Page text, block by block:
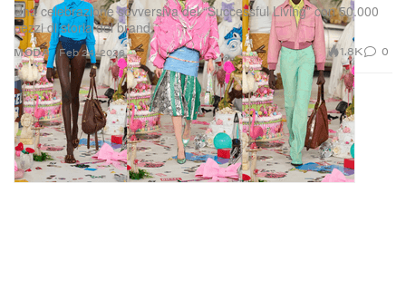
MODA
Una celebrazione sovversiva del “Successful Living” con 50.000
pezzi di storia del brand.
Feb 24, 2026 1.8K 0